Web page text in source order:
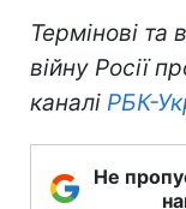
Термінові та
війну Росії
каналі РБК-
Не